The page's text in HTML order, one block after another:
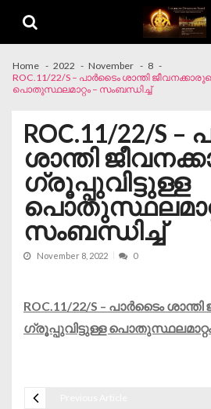
Home 2022 November
8
ROC.11/22/S – പാർടൈം ശാന്തി
പൊതുസ്ഥലമാറ്റം – സംബന്ധിച്ച്
ROC.11/22/S
ശാന്തി
ഗ്രൂപ്പുവിട്ടുള്ള
സംബന്ധിച്ച്
November 8, 2022 0
ROC.11/22/S – പാർടൈം
ഗ്രൂപ്പുവിട്ടുള്ള